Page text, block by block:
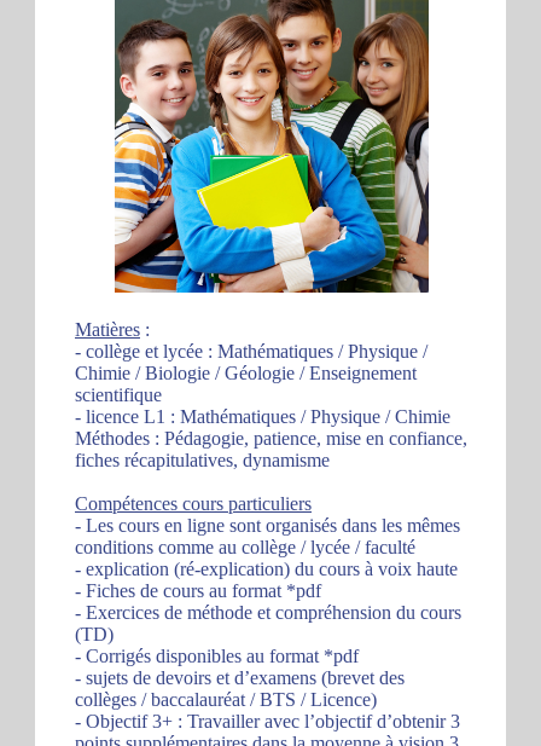
Matières :
- collège et lycée : Mathématiques / Physique /
Chimie / Biologie / Géologie / Enseignement
scientifique
- licence L1 : Mathématiques / Physique / Chimie
Méthodes : Pédagogie, patience, mise en confiance,
fiches récapitulatives, dynamisme
Compétences cours particuliers
- Les cours en ligne sont organisés dans les mêmes
conditions comme au collège / lycée / faculté
- explication (ré-explication) du cours à voix haute
- Fiches de cours au format *pdf
- Exercices de méthode et compréhension du cours
(TD)
- Corrigés disponibles au format *pdf
- sujets de devoirs et d’examens (brevet des
collèges / baccalauréat / BTS / Licence)
- Objectif 3+ : Travailler avec l’objectif d’obtenir 3